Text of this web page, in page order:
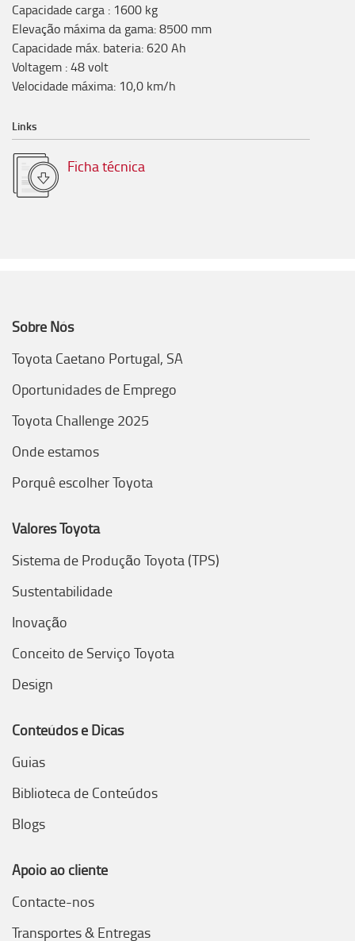
Capacidade carga : 1600 kg
Elevação máxima da gama:8500 mm
Capacidade máx. bateria:620Ah
Voltagem :48volt
Velocidade máxima: 10,0 km/h
Links
Ficha técnica
Sobre Nós
Toyota Caetano Portugal, SA
Oportunidades de Emprego
Toyota Challenge 2025
Onde estamos
Porquê escolher Toyota
Valores Toyota
Sistema de Produção Toyota (TPS)
Sustentabilidade
Inovação
Conceito de Serviço Toyota
Design
Conteúdos e Dicas
Guias
Biblioteca de Conteúdos
Blogs
Apoio ao cliente
Contacte-nos
Transportes & Entregas